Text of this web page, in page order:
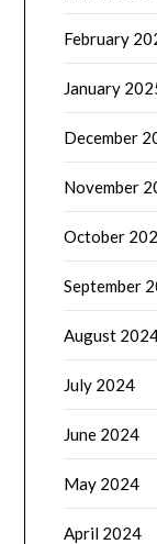
February
January
December
November
October
September
August
July 2024
June 2024
May 2024
April 2024